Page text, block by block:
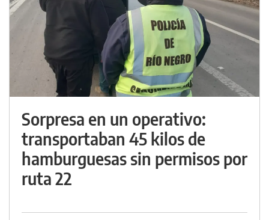
Sorpresa en un operativo:
transportaban 45 kilos de
hamburguesas sin permisos por
ruta 22